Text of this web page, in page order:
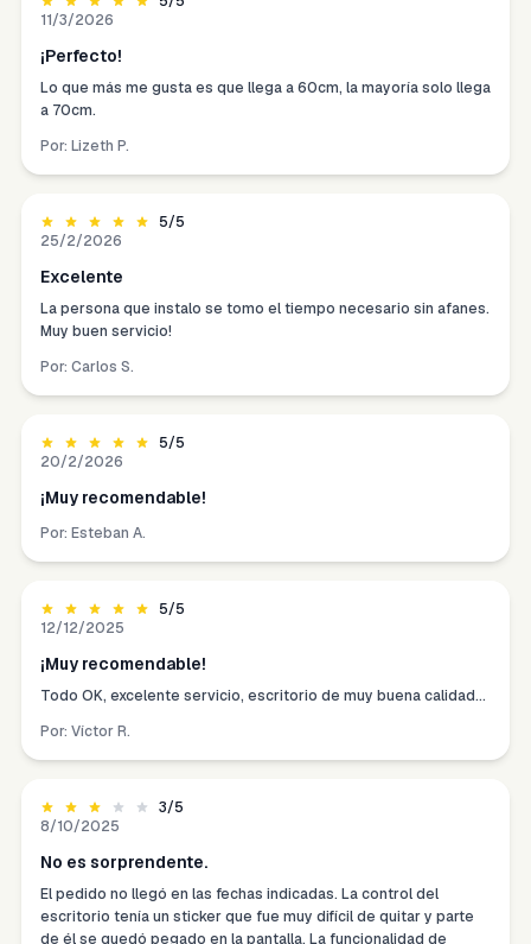
11/3/2026
¡Perfecto!
Lo que más me gusta es que llega a 60cm, la mayoría solo llega
a 70cm.
Por: Lizeth P.
5/5
25/2/2026
Excelente
La persona que instalo se tomo el tiempo necesario sin afanes.
Muy buen servicio!
Por: Carlos S.
5/5
20/2/2026
¡Muy recomendable!
Por: Esteban A.
5/5
12/12/2025
¡Muy recomendable!
Todo OK, excelente servicio, escritorio de muy buena calidad...
Por: Víctor R.
3/5
8/10/2025
No es sorprendente.
El pedido no llegó en las fechas indicadas. La control del
escritorio tenía un sticker que fue muy difícil de quitar y parte
de él se quedó pegado en la pantalla. La funcionalidad de